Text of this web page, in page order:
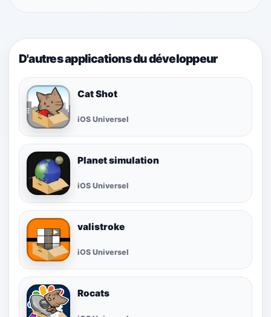
D'autres applications du développeur
Cat Shot
iOS Universel
Planet simulation
iOS Universel
valistroke
iOS Universel
Rocats